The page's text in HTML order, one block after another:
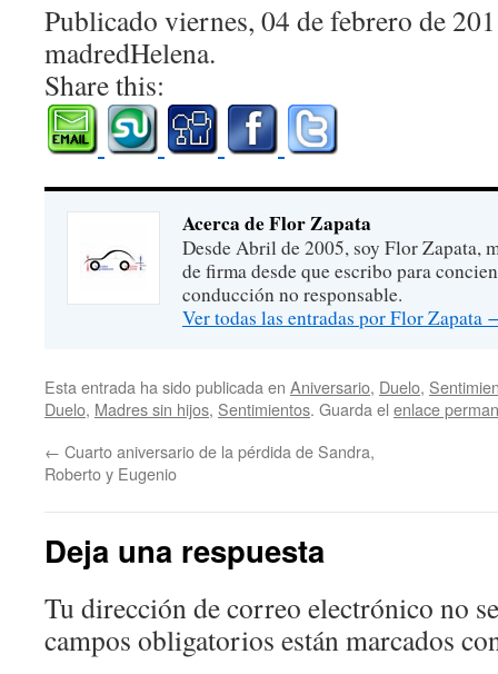
Publicado viernes, 04 de febrero de
madredHelena.
Share this:
Acerca de Flor Zapata
Desde Abril de 2005, soy Flor Zapata,
de firma desde que escribo para
conducción no responsable.
Ver todas las entradas por Flor Zapata
Esta entrada ha sido publicada en Aniversario, Duelo,
Duelo, Madres sin hijos, Sentimientos. Guarda el enlace
← Cuarto aniversario de la pérdida de Sandra,
Roberto y Eugenio
Deja una respuesta
Tu dirección de correo electrónico no
campos obligatorios están marcados